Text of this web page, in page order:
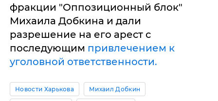
фракции "Оппозиционный блок"
Михаила Добкина и дали
разрешение на его арест с
последующим привлечением к
уголовной ответственности.
Новости Харькова Михаил Добкин